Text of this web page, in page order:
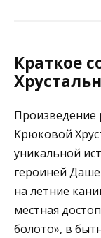
Краткое
Произведение
Крюковой
уникальной
героиней
на летние
местная
болото», в